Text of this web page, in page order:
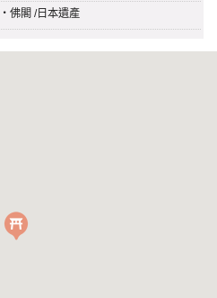
佛閣 /日本遺產